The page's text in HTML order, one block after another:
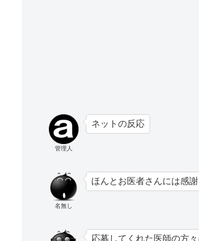
管理人
ネットの反応
名無し
ほんとお医者さんには感
応募してくれた医師の方